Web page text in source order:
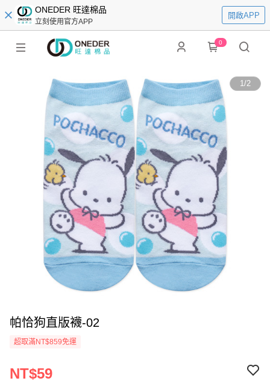
ONEDER 旺達棉品
立刻使用官方APP
開啟APP
0
1/2
帕恰狗直版襪-02
超取滿NT$859免運
NT$59